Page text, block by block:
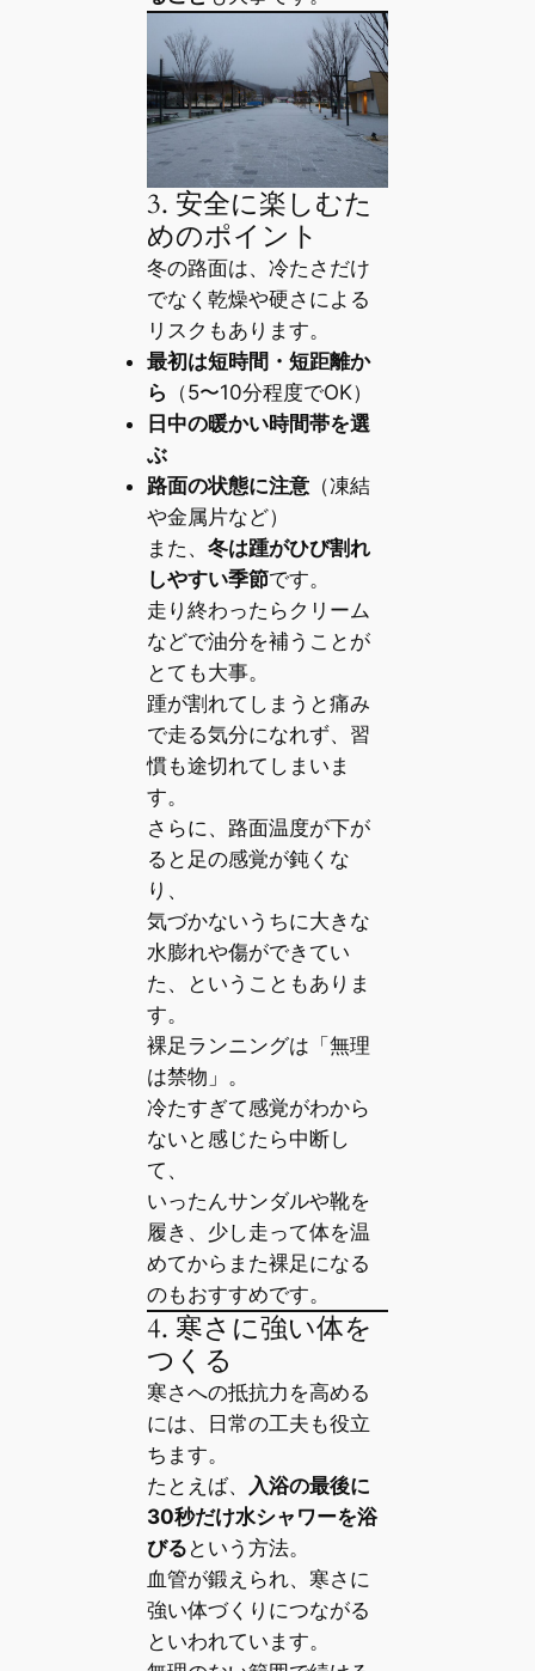
3. 安全に楽しむた
めのポイント
冬の路面は、冷たさだけ
でなく乾燥や硬さによる
リスクもあります。
最初は短時間・短距離か
ら
（5〜10分程度でOK）
日中の暖かい時間帯を選
ぶ
路面の状態に注意 （凍結
や金属片など）
また、冬は踵がひび割れ
しやすい季節です。
走り終わったらクリーム
などで油分を補うことが
とても大事。
踵が割れてしまうと痛み
で走る気分になれず、習
慣も途切れてしまいま
す。
さらに、路面温度が下が
ると足の感覚が鈍くな
り、
気づかないうちに大きな
水膨れや傷ができてい
た、ということもありま
す。
裸足ランニングは「無理
は禁物」。
冷たすぎて感覚がわから
ないと感じたら中断し
て、
いったんサンダルや靴を
履き、少し走って体を温
めてからまた裸足になる
のもおすすめです。
4. 寒さに強い体を
つくる
寒さへの抵抗力を高める
には、日常の工夫も役立
ちます。
たとえば、 入浴の最後に
30秒だけ水シャワーを浴
びる という方法。
血管が鍛えられ、寒さに
強い体づくりにつながる
といわれています。